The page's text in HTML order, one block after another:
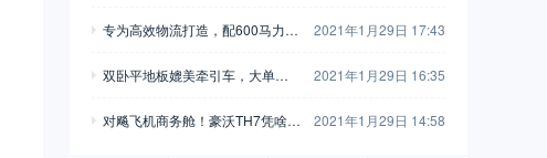
别错过
专为高效物流打造，配600马力玉
版牵引车
2021年1月29日 17:43
双卧平地板媲美牵引车，大单桥7
2021年1月29日 16:35
对飚飞机商务舱！豪沃TH7凭啥开
2021年1月29日 14:58